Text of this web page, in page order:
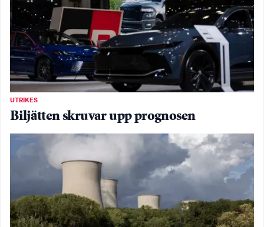
UTRIKES
Biljätten skruvar upp prognosen